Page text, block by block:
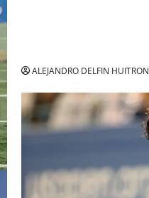
ALEJANDRO DELFIN HUITRON